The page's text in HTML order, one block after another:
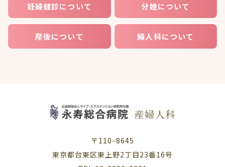
妊婦健診について 分娩について
産後について 婦人科について
〒110-8645
東京都台東区東上野2丁目23番16号